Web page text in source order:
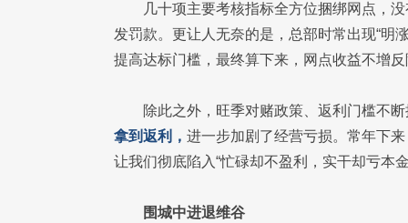
几十项主要考核指标全方位捆绑网点，
发罚款。更让人无奈的是，总部时常出现“明
提高达标门槛，最终算下来，网点收益不增
除此之外，旺季对赌政策、返利门槛不
拿到返利， 进一步加剧了经营亏损。常年下
让我们彻底陷入“忙碌却不盈利，实干却亏本
围城中进退维谷